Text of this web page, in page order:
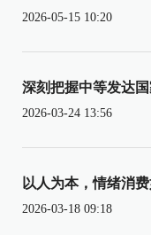
2026-05-15 10:20
深刻把握中等发达
2026-03-24 13:56
以人为本，情绪消
2026-03-18 09:18